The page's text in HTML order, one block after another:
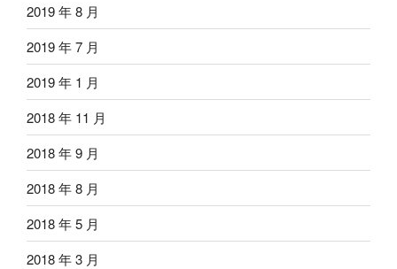
2019 年 8 月
2019 年 7 月
2019 年 1 月
2018 年 11 月
2018 年 9 月
2018 年 8 月
2018 年 5 月
2018 年 3 月